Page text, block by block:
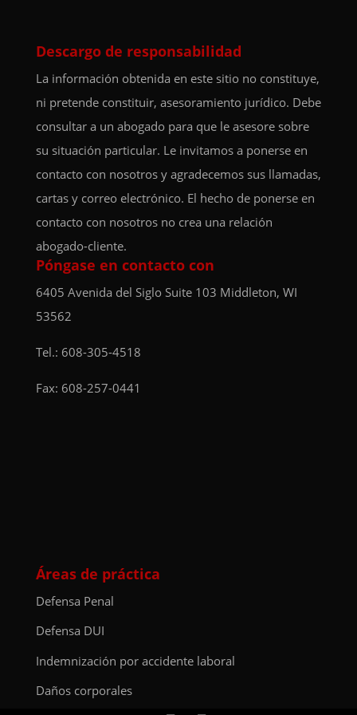
Descargo de responsabilidad
La información obtenida en este sitio no constituye,
ni pretende constituir, asesoramiento jurídico. Debe
consultar a un abogado para que le asesore sobre
su situación particular. Le invitamos a ponerse en
contacto con nosotros y agradecemos sus llamadas,
cartas y correo electrónico. El hecho de ponerse en
contacto con nosotros no crea una relación
abogado-cliente.
Póngase en contacto con
6405 Avenida del Siglo Suite 103 Middleton, WI
53562
Tel.: 608-305-4518
Fax: 608-257-0441
Áreas de práctica
Defensa Penal
Defensa DUI
Indemnización por accidente laboral
Daños corporales